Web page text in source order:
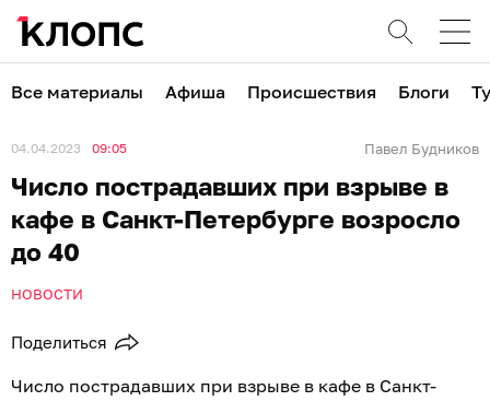
Все материалы Афиша Происшествия Блоги
04.04.2023 09:05 Павел Будников
Число пострадавших при взрыве в
кафе в Санкт-Петербурге возросло
до 40
НОВОСТИ
Поделиться
Число пострадавших при взрыве в кафе в Санкт-